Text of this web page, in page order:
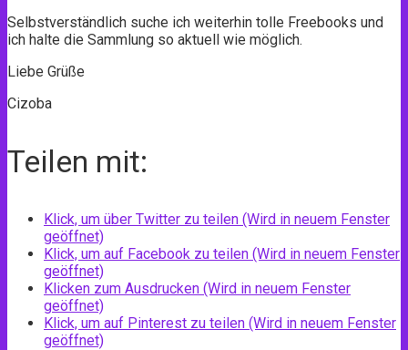
Selbstverständlich suche ich weiterhin tolle Freebooks und
ich halte die Sammlung so aktuell wie möglich.
Liebe Grüße
Cizoba
Teilen mit:
Klick, um über Twitter zu teilen (Wird in neuem Fenster
geöffnet)
Klick, um auf Facebook zu teilen (Wird in neuem Fenster
geöffnet)
Klicken zum Ausdrucken (Wird in neuem Fenster
geöffnet)
Klick, um auf Pinterest zu teilen (Wird in neuem Fenster
geöffnet)